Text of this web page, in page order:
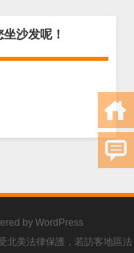
沙发呢！
by WordPress
北美法律保護，若訪客地區法